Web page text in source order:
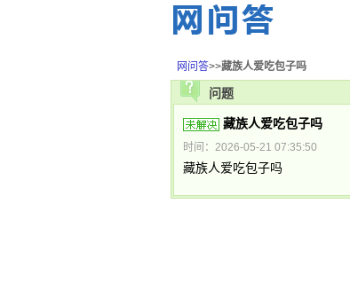
网问答>>藏族人爱吃包子吗
问题
藏族人爱吃包子吗
时间：2026-05-21 07:35:50
藏族人爱吃包子吗